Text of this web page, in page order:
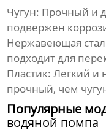
Чугун: Прочный и
подвержен
Нержавеющая
подходит для
Пластик: Легкий и
прочный, чем
Популярные
водяной помпа